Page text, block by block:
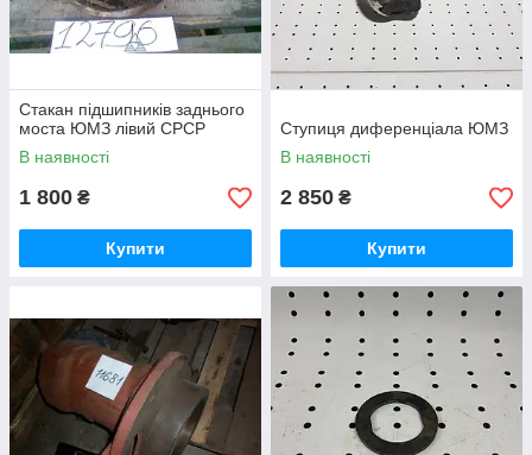
Стакан підшипників заднього
моста ЮМЗ лівий СРСР
В наявності
1 800 ₴
Купити
Ступиця диференціала ЮМЗ
В наявності
2 850 ₴
Купити